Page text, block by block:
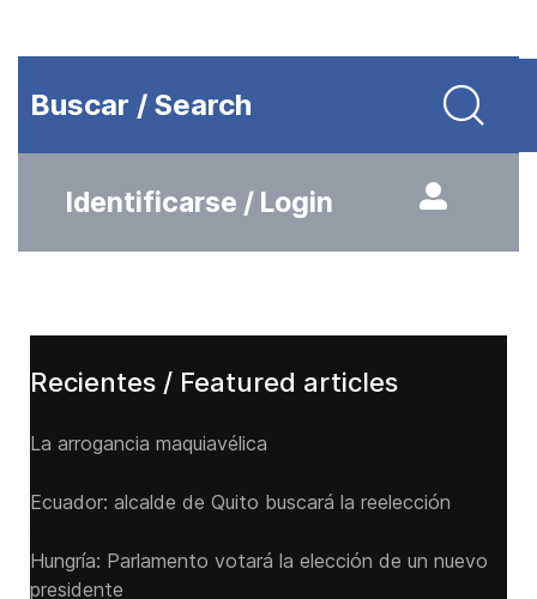
Buscar / Search
Identificarse / Login
Recientes / Featured articles
La arrogancia maquiavélica
Ecuador: alcalde de Quito buscará la reelección
Hungría: Parlamento votará la elección de un nuevo
presidente